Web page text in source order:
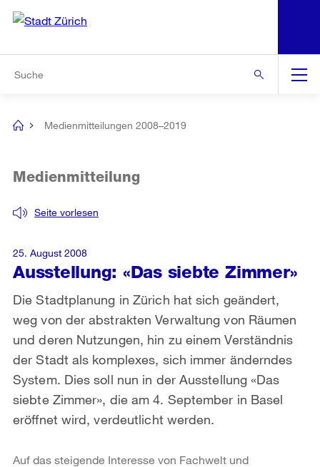
Navigation
[no
Medienmitteilungen 2008–2019
Ausstellung: «Das siebte Zimmer»
Seite vorlesen
Medienmitteilung
Die Stadtplanung in Zürich hat sich geändert,
weg von der abstrakten Verwaltung von Räumen
und deren Nutzungen, hin zu einem Verständnis
der Stadt als komplexes, sich immer änderndes
System. Dies soll nun in der Ausstellung «Das
siebte Zimmer», die am 4. September in Basel
eröffnet wird, verdeutlicht werden.
25. August 2008
Auf das steigende Interesse von Fachwelt und